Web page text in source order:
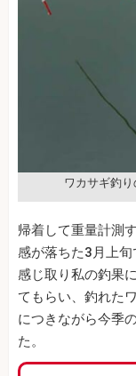
ワカサギ釣り
帰着して重量計測
感が落ちた3月上
感じ取り私の釣果
てもらい、釣れた
につきながら今季
た。